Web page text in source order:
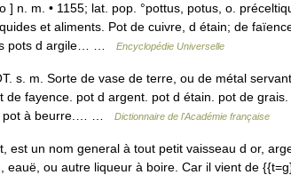
] n. m. • 1155; lat. pop. °pottus, potus, o.
et aliments. Pot de cuivre, d étain; de
pots d argile… …
Encyclopédie Universelle
s. m. Sorte de vase de terre, ou de métal
de fayence. pot d argent. pot d étain. pot de
pot à beurre.… …
Dictionnaire de l'Académie française
est un nom general à tout petit vaisseau d or,
eauë, ou autre liqueur à boire. Car il vient de